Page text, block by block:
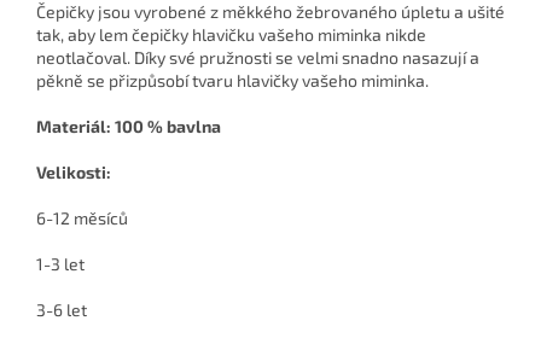
Čepičky jsou vyrobené z měkkého žebrovaného úpletu a ušité
tak, aby lem čepičky hlavičku vašeho miminka nikde
neotlačoval. Díky své pružnosti se velmi snadno nasazují a
pěkně se přizpůsobí tvaru hlavičky vašeho miminka.
Materiál: 100 % bavlna
Velikosti:
6-12 měsíců
1-3 let
3-6 let